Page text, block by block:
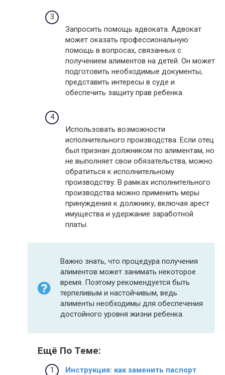
Запросить помощь адвоката. Адвокат
может оказать профессиональную
помощь в вопросах, связанных с
получением алиментов на детей. Он может
подготовить необходимые документы,
представить интересы в суде и
обеспечить защиту прав ребенка.
Использовать возможности
исполнительного производства. Если отец
был признан должником по алиментам, но
не выполняет свои обязательства, можно
обратиться к исполнительному
производству. В рамках исполнительного
производства можно применить меры
принуждения к должнику, включая арест
имущества и удержание заработной
платы.
Важно знать, что процедура получения
алиментов может занимать некоторое
время. Поэтому рекомендуется быть
терпеливым и настойчивым, ведь
алименты необходимы для обеспечения
достойного уровня жизни ребенка.
Ещё По Теме:
Инструкция: как заменить паспорт